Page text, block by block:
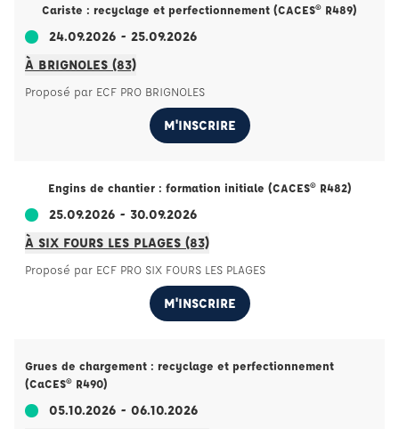
Cariste : recyclage et perfectionnement (CACES® R489)
24.09.2026 - 25.09.2026
À BRIGNOLES (83)
Proposé par ECF PRO BRIGNOLES
M'INSCRIRE
Engins de chantier : formation initiale (CACES® R482)
25.09.2026 - 30.09.2026
À SIX FOURS LES PLAGES (83)
Proposé par ECF PRO SIX FOURS LES PLAGES
M'INSCRIRE
Grues de chargement : recyclage et perfectionnement
(CaCES® R490)
05.10.2026 - 06.10.2026